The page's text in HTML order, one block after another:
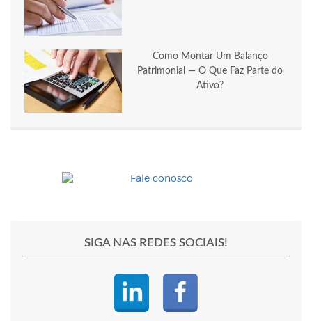
Como Montar Um Balanço
Patrimonial — O Que Faz Parte do
Ativo?
SIGA NAS REDES SOCIAIS!